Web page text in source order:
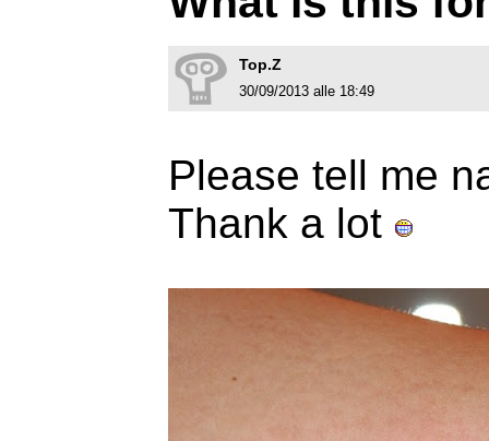
Top.Z
30/09/2013 alle 18:49
Please tell me
Thank a lot